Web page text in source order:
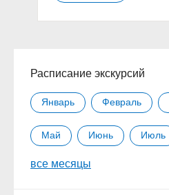
Расписание экскурсий
Январь Февраль
Май Июнь Июль
Сентябрь
все месяцы